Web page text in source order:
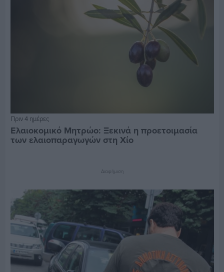
Πριν 4 ημέρες
Ελαιοκομικό Μητρώο: Ξεκινά η προετοιμασία
των ελαιοπαραγωγών στη Χίο
Διαφήμιση